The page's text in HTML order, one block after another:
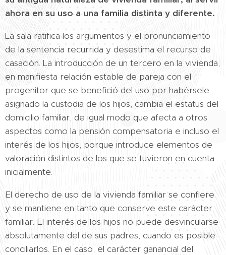
ahora en su uso a una familia distinta y diferente.
La sala ratifica los argumentos y el pronunciamiento
de la sentencia recurrida y desestima el recurso de
casación. La introducción de un tercero en la vivienda,
en manifiesta relación estable de pareja con el
progenitor que se benefició del uso por habérsele
asignado la custodia de los hijos, cambia el estatus del
domicilio familiar, de igual modo que afecta a otros
aspectos como la pensión compensatoria e incluso el
interés de los hijos, porque introduce elementos de
valoración distintos de los que se tuvieron en cuenta
inicialmente.
El derecho de uso de la vivienda familiar se confiere
y se mantiene en tanto que conserve este carácter
familiar. El interés de los hijos no puede desvincularse
absolutamente del de sus padres, cuando es posible
conciliarlos. En el caso, el carácter ganancial del